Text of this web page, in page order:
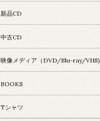
新品CD
中古CD
映像メディア（DVD/Blu-ray/VHS)
BOOKS
Tシャツ